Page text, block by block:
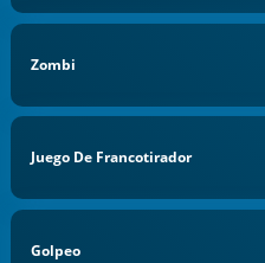
Zombi
Juego De Francotirador
Golpeo